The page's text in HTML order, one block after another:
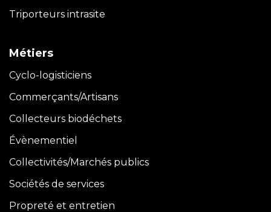
Triporteurs intrasite
Métiers
Cyclo-logisticiens
Commerçants/Artisans
Collecteurs biodéchets
Évènementiel
Collectivités/Marchés publics
Sociétés de services
Propreté et entretien